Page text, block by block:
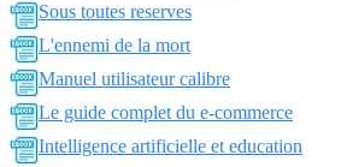
Sous toutes reserves
L'ennemi de la mort
Manuel utilisateur calibre
Le guide complet du e-commerce
Intelligence artificielle et education